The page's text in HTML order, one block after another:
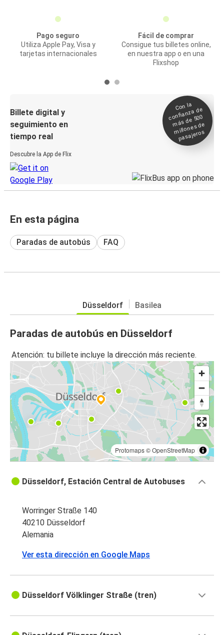
Pago seguro
Utiliza Apple Pay, Visa y
tarjetas internacionales
Fácil de comprar
Consigue tus billetes online,
en nuestra app o en una
Flixshop
Billete digital y
seguimiento en
tiempo real
Descubre la App de Flix
Con la
confianza de
más de 500
millones de
pasajeros
En esta página
Paradas de autobús FAQ
Düsseldorf Basilea
Paradas de autobús en Düsseldorf
Atención: tu billete incluye la dirección más reciente.
Protomaps©OpenStreetMap
Düsseldorf, Estación Central de Autobuses
Worringer Straße 140
40210 Düsseldorf
Alemania
Ver esta dirección en Google Maps
Düsseldorf Völklinger Straße (tren)